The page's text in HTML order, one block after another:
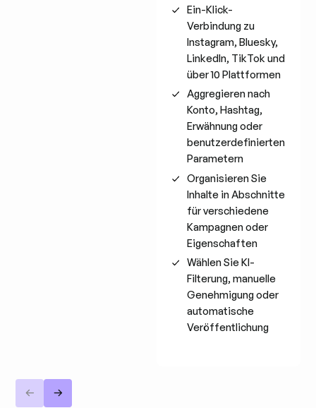
Ein-Klick-
Verbindung zu
Instagram, Bluesky,
LinkedIn, TikTok und
über 10 Plattformen
Aggregieren nach
Konto, Hashtag,
Erwähnung oder
benutzerdefinierten
Parametern
Organisieren Sie
Inhalte in Abschnitte
für verschiedene
Kampagnen oder
Eigenschaften
Wählen Sie KI-
Filterung, manuelle
Genehmigung oder
automatische
Veröffentlichung